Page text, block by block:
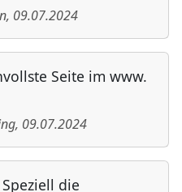
, 09.07.2024
Seite im www.
, 09.07.2024
die